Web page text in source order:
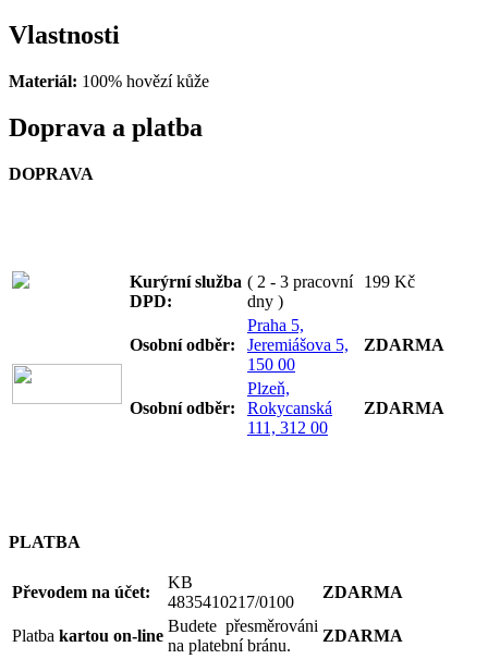
Vlastnosti
Materiál: 100% hovězí kůže
Doprava a platba
DOPRAVA
Kurýrní služba
DPD:
( 2 - 3 pracovní
dny )
199 Kč
Osobní odběr:
Praha 5,
Jeremiášova 5,
150 00
ZDARMA
Osobní odběr:
Plzeň,
Rokycanská
111, 312 00
ZDARMA
PLATBA
Převodem na účet:
KB
4835410217/0100
ZDARMA
Platba kartou on-line
Budete přesměrováni
na platební bránu.
ZDARMA